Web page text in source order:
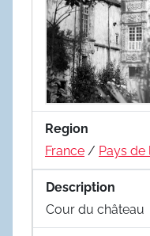
Region
France / Pays de
Description
Cour du château